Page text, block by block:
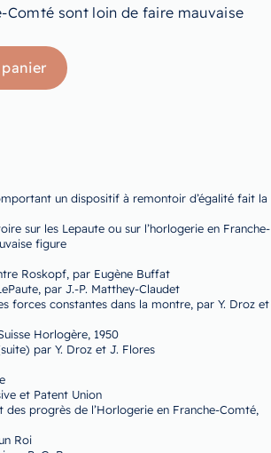
Comté sont loin de faire mauvaise
un dispositif à remontoir d’égalité fait la
sur les Lepaute ou sur l’horlogerie en Franche-
figure
Roskopf, par Eugène Buffat
par J.-P. Matthey-Claudet
forces constantes dans la montre, par Y. Droz et
Horlogère, 1950
par Y. Droz et J. Flores
et Patent Union
des progrès de l’Horlogerie en Franche-Comté,
Roi